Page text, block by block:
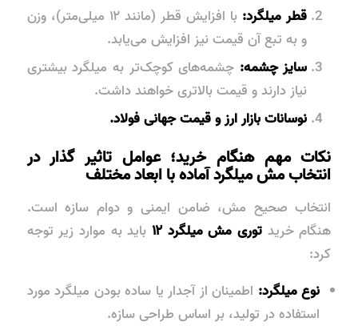
قطر میلگرد:
با افزایش قطر (مانند ۱۲ میلی‌متر)، وزن
و به تبع آن قیمت نیز افزایش می‌یابد.
سایز چشمه: چشمه‌های کوچک‌تر به میلگرد بیشتری
نیاز دارند و قیمت بالاتری خواهند داشت.
نوسانات بازار ارز و قیمت جهانی فولاد.
نکات مهم هنگام خرید؛ عوامل تاثیر گذار در
انتخاب مش میلگرد آماده با ابعاد مختلف
انتخاب صحیح مش، ضامن ایمنی و دوام سازه است.
هنگام خرید توری مش میلگرد ۱۲ باید به موارد زیر توجه
کرد:
نوع میلگرد: اطمینان از آجدار یا ساده بودن میلگرد مورد
استفاده در تولید، بر اساس طراحی سازه.